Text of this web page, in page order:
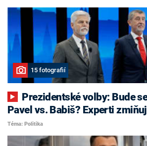
15 fotografií
Pavel vs. Babiš? Experti
Téma: Politika